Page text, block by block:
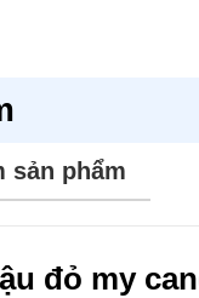
sản phẩm
đỏ my